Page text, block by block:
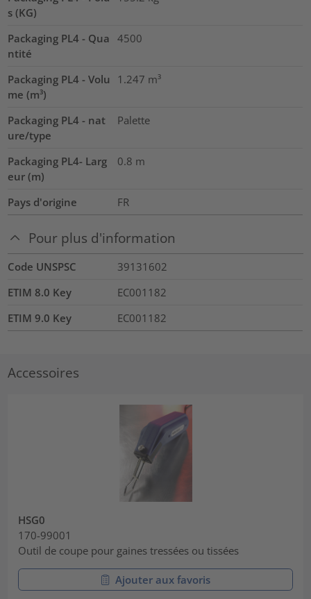
s (KG)
Packaging PL4 - Qua
ntité
4500
Packaging PL4 - Volu
me (m³)
1.247 m³
Packaging PL4 - nat
ure/type
Palette
Packaging PL4- Larg
eur (m)
0.8 m
Pays d'origine FR
Pour plus d'information
Code UNSPSC
39131602
ETIM 8.0 Key
EC001182
ETIM 9.0 Key
EC001182
Accessoires
HSG0
170-99001
Outil de coupe pour gaines tressées ou tissées
Ajouter aux favoris